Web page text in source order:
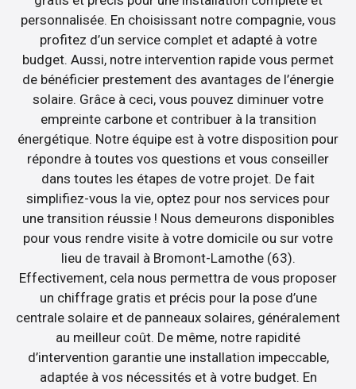
personnalisée. En choisissant notre compagnie, vous
profitez d’un service complet et adapté à votre
budget. Aussi, notre intervention rapide vous permet
de bénéficier prestement des avantages de l’énergie
solaire. Grâce à ceci, vous pouvez diminuer votre
empreinte carbone et contribuer à la transition
énergétique. Notre équipe est à votre disposition pour
répondre à toutes vos questions et vous conseiller
dans toutes les étapes de votre projet. De fait
simplifiez-vous la vie, optez pour nos services pour
une transition réussie ! Nous demeurons disponibles
pour vous rendre visite à votre domicile ou sur votre
lieu de travail à Bromont-Lamothe (63).
Effectivement, cela nous permettra de vous proposer
un chiffrage gratis et précis pour la pose d’une
centrale solaire et de panneaux solaires, généralement
au meilleur coût. De même, notre rapidité
d’intervention garantie une installation impeccable,
adaptée à vos nécessités et à votre budget. En